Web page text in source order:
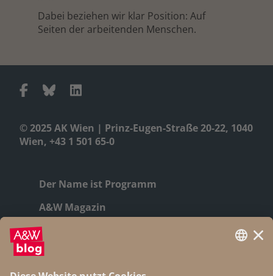
© 2025 AK Wien | Prinz-Eugen-Straße 20-22, 1040
Wien, +43 1 501 65-0
Der Name ist Programm
A&W Magazin
Geschichte
Autor:innen
Dabei beziehen wir klar Position: Auf
Seiten der arbeitenden Menschen.